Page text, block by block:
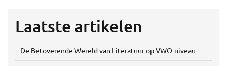
Laatste artikelen
De Betoverende Wereld van Literatuur op VWO-niveau